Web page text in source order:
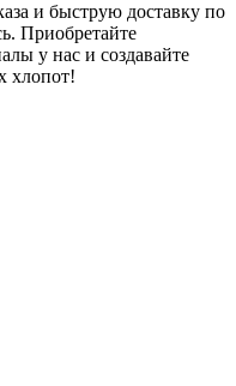
и быструю доставку по
Приобретайте
у нас и создавайте
хлопот!